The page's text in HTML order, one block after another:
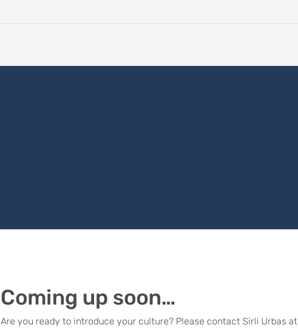
Coming up soon…
Are you ready to introduce your culture? Please contact Sirli Urbas at